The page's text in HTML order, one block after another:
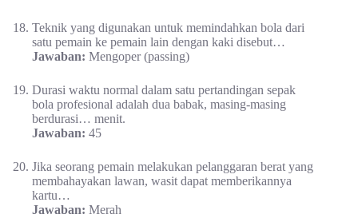
Teknik yang digunakan untuk memindahkan bola dari
satu pemain ke pemain lain dengan kaki disebut…
Jawaban: Mengoper (passing)
Durasi waktu normal dalam satu pertandingan sepak
bola profesional adalah dua babak, masing-masing
berdurasi… menit.
Jawaban: 45
Jika seorang pemain melakukan pelanggaran berat yang
membahayakan lawan, wasit dapat memberikannya
kartu…
Jawaban: Merah